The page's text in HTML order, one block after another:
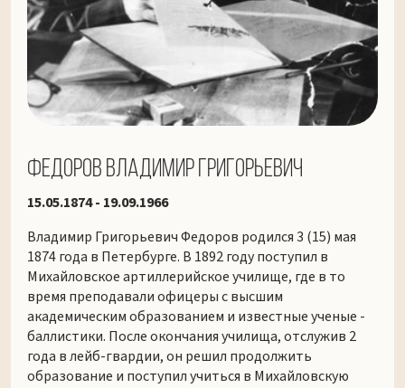
Федоров Владимир Григорьевич
15.05.1874 - 19.09.1966
Владимир Григорьевич Федоров родился 3 (15) мая
1874 года в Петербурге. В 1892 году поступил в
Михайловское артиллерийское училище, где в то
время преподавали офицеры с высшим
академическим образованием и известные ученые -
баллистики. После окончания училища, отслужив 2
года в лейб-гвардии, он решил продолжить
образование и поступил учиться в Михайловскую